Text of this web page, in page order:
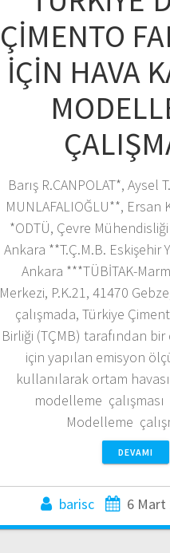
ÇİMENTO
İÇİN HAVA
Barış R.CANPOLAT*, Aysel
MUNLAFALIOĞLU**, Ersan
*ODTÜ, Çevre
Ankara **T.Ç.M.B. Eskişehir
Ankara ***TÜBİTAK-
Merkezi, P.K.21, 41470
çalışmada, Türkiye
Birliği (TÇMB) tarafından
için yapılan emisyon
kullanılarak ortam
modelleme çalışması
Modelleme
DEVAMI
barisc 6 Mart